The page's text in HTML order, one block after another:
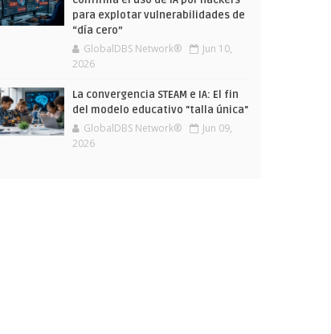
para explotar vulnerabilidades de
“día cero”
GlobalDBS Network®
Jun 10,
2026
La convergencia STEAM e IA: El fin
del modelo educativo "talla única"
GlobalDBS Network®
Jun 09,
2026